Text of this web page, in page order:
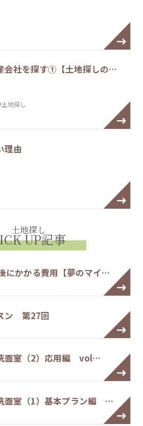
会社を探す①【土地探しの…
土地探し
理由
土地探し
UP記事
かかる費用【夢のマイ…
ン 第27回
面室（2）応用編 vol…
面室（1）基本プラン編 …